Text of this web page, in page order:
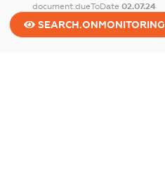
document.dueToDate02.07.24
SEARCH.ONMONITORING